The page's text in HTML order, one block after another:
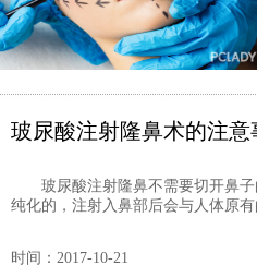
玻尿酸注射隆鼻术的注意
玻尿酸注射隆鼻不需要切开鼻子
纯化的，注射入鼻部后会与人体原
时间：2017-10-21